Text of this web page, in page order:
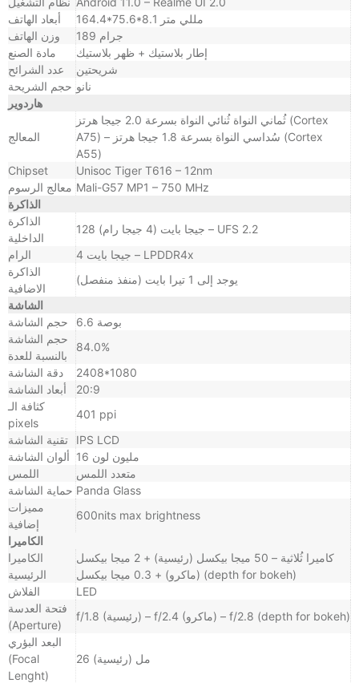
أبعاد الهاتف
164.4*75.6*8.1 مللي متر
وزن الهاتف
189 جرام
مادة الصنع
إطار بلاستيك + ظهر بلاستيك
عدد الشرائح
شريحتين
حجم الشريحة نانو
هاردوير
المعالج
ثُماني النواة ثُنائي النواة بسرعة 2.0 جيجا هرتز (Cortex
A75) – سُداسي النواة بسرعة 1.8 جيجا هرتز (Cortex
A55)
Chipset
Unisoc Tiger T616 – 12nm
معالج الرسوم Mali-G57 MP1 – 750 MHz
الذاكرة
الذاكرة
الداخلية
128 جيجا بايت (4 جيجا رام) – UFS 2.2
الرام
4 جيجا بايت – LPDDR4x
الذاكرة
الاضافية
يوجد إلى 1 تيرا بايت (منفذ منفصل)
الشاشة
حجم الشاشة
6.6 بوصة
حجم الشاشة
بالنسبة للعدة
84.0%
دقة الشاشة
2408*1080
أبعاد الشاشة
20:9
كثافة الـ
pixels
401 ppi
تقنية الشاشة
IPS LCD
ألوان الشاشة
16 مليون لون
اللمس
متعدد اللمس
حماية الشاشة Panda Glass
مميزات
إضافية
600nits max brightness
الكاميرا
الكاميرا
الرئيسية
كاميرا ثُلاثية – 50 ميجا بيكسل (رئيسية)‏ + 2 ميجا بيكسل
(ماكرو) + 0.3 ميجا بيكسل (depth for bokeh)
الفلاش
LED
فتحة العدسة
(Aperture)
f/1.8 (رئيسية) – f/2.4 (ماكرو) – f/2.8 (depth for bokeh)
البعد البؤري
(Focal
Lenght)
26 مل (رئيسية)